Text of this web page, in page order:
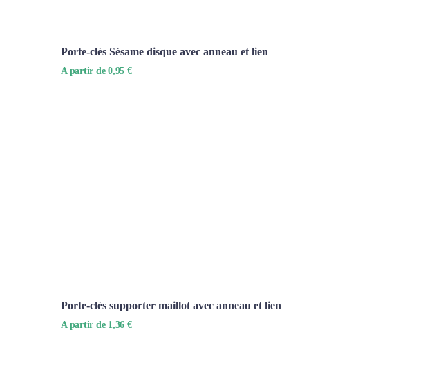
Porte-clés Sésame disque avec anneau et lien
A partir de 0,95 €
Porte-clés supporter maillot avec anneau et lien
A partir de 1,36 €